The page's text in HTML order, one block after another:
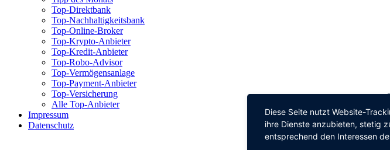
Top-Direktbank
Top-Nachhaltigkeitsbank
Top-Online-Broker
Top-Krypto-Anbieter
Top-Kredit-Anbieter
Top-Robo-Advisor
Top-Vermögensanlage
Top-Payment-Anbieter
Top-Versicherung
Alle Top-Anbieter
Impressum
Datenschutz
Diese Seite nutzt Website-
ihre Dienste anzubieten, stetig
entsprechend den Interessen